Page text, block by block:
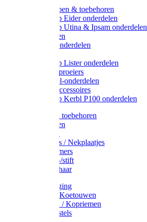
Weidepompen & toebehoren
Weidepomp Eider onderdelen
Weidepomp Utina & Ipsam onderdelen
Drinkbakken
Drinkbak onderdelen
Weidepomp Lister onderdelen
Nippels / Sproeiers
Drinknippel-onderdelen
Drinkbak accessoires
Weidepomp Kerbl P100 onderdelen
Oormerken toebehoren
Enkelbanden
Halsplaatjes / Nekplaatjes
Kokernummers
Merkspray-/stift
Veemerkschaar
Uierverzorging
Halsters & Koetouwen
Halsriemen / Kopriemen
Koerugborstels